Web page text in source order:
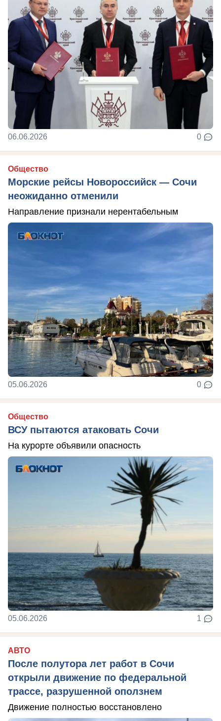
06.06.2026 0
Общество
Морские рейсы Новороссийск — Сочи
неожиданно отменили
Направление признали нерентабельным
05.06.2026 0
Общество
ВСУ пытаются атаковать Сочи
На курорте объявили опасность
05.06.2026 1
АВТО
После полутора лет работ в Сочи
открыли движение по федеральной
трассе, разрушенной оползнем
Движение полностью восстановлено